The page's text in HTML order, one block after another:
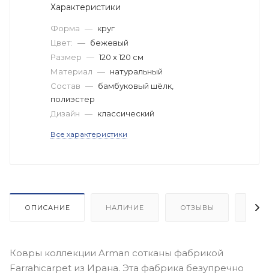
Характеристики
Форма — круг
Цвет: — бежевый
Размер — 120 x 120 см
Материал — натуральный
Состав — бамбуковый шёлк,
полиэстер
Дизайн — классический
Все характеристики
ОПИСАНИЕ НАЛИЧИЕ ОТЗЫВЫ
Ковры коллекции Arman сотканы фабрикой
Farrahicarpet из Ирана. Эта фабрика безупречно